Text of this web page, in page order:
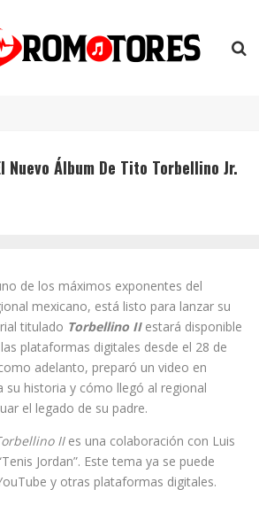
Nuevo Álbum De Tito Torbellino Jr.
de los máximos exponentes del
mexicano, está listo para lanzar su
titulado Torbellino II estará disponible
plataformas digitales desde el 28 de
adelanto, preparó un video en
su historia y cómo llegó al regional
el legado de su padre.
IIes una colaboración con Luis
Jordan”. Este tema ya se puede
y otras plataformas digitales.